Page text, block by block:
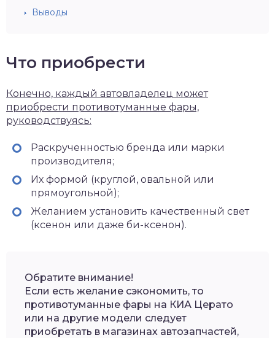
Выводы
Что приобрести
Конечно, каждый автовладелец может
приобрести противотуманные фары,
руководствуясь:
Раскрученностью бренда или марки
производителя;
Их формой (круглой, овальной или
прямоугольной);
Желанием установить качественный свет
(ксенон или даже би-ксенон).
Обратите внимание!
Если есть желание сэкономить, то
противотуманные фары на КИА Церато
или на другие модели следует
приобретать в магазинах автозапчастей,